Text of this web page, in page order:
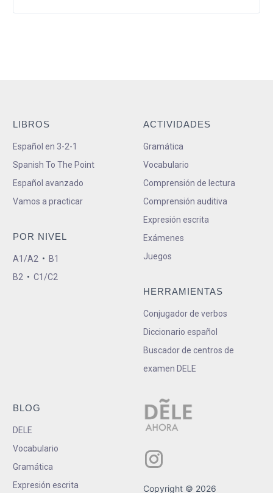
LIBROS
Español en 3-2-1
Spanish To The Point
Español avanzado
Vamos a practicar
POR NIVEL
A1/A2 • B1
B2 • C1/C2
ACTIVIDADES
Gramática
Vocabulario
Comprensión de lectura
Comprensión auditiva
Expresión escrita
Exámenes
Juegos
HERRAMIENTAS
Conjugador de verbos
Diccionario español
Buscador de centros de
examen DELE
BLOG
DELE
Vocabulario
Gramática
Expresión escrita
Copyright © 2026